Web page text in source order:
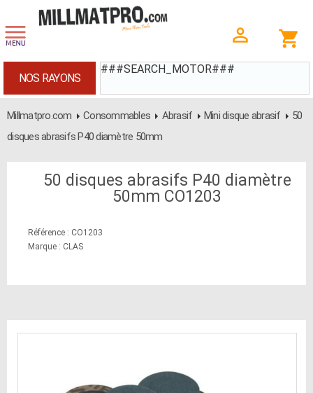
###SEARCH_MOTOR###
NOS RAYONS
Millmatpro.com Consommables Abrasif Mini disque abrasif
50
disques abrasifs P40 diamètre 50mm
50 disques abrasifs P40 diamètre
50mm CO1203
Référence : CO1203
Marque : CLAS